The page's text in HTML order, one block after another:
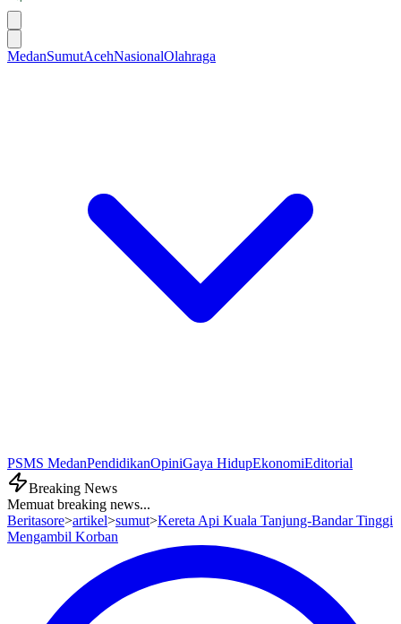
MedanSumutAcehNasionalOlahraga
PSMS MedanPendidikanOpiniGaya HidupEkonomiEditorial
Breaking News
Memuat breaking news...
Beritasore>artikel>sumut>Kereta Api Kuala Tanjung-Bandar Tinggi
Mengambil Korban